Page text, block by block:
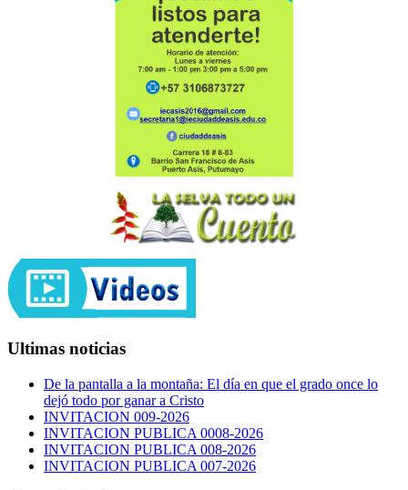
Ultimas noticias
De la pantalla a la montaña: El día en que el grado once lo
dejó todo por ganar a Cristo
INVITACION 009-2026
INVITACION PUBLICA 0008-2026
INVITACION PUBLICA 008-2026
INVITACION PUBLICA 007-2026